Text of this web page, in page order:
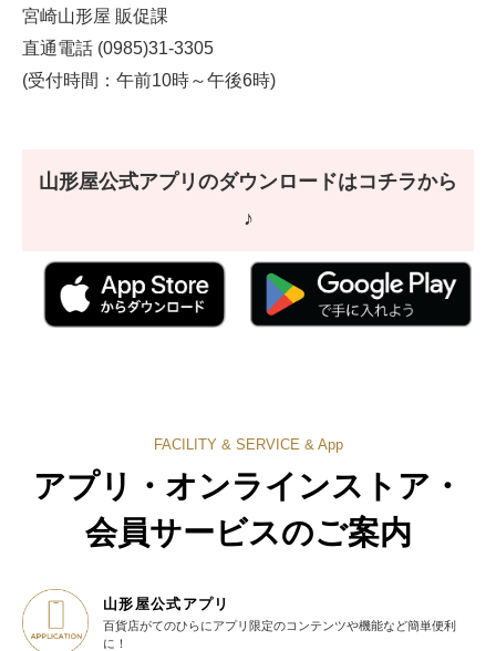
宮崎山形屋 販促課
直通電話 (0985)31-3305
(受付時間：午前10時～午後6時)
山形屋公式アプリのダウンロードはコチラから
♪
FACILITY & SERVICE & App
アプリ・オンラインストア・
会員サービスのご案内
山形屋公式アプリ
百貨店がてのひらにアプリ限定のコンテンツや機能など簡単便利
に！